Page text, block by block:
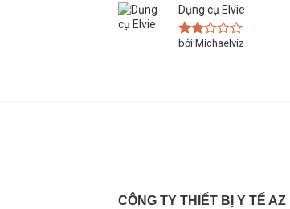
Dụng cụ Elvie
Được
bởi Michaelviz
CÔNG TY THIẾT BỊ Y TẾ AZ